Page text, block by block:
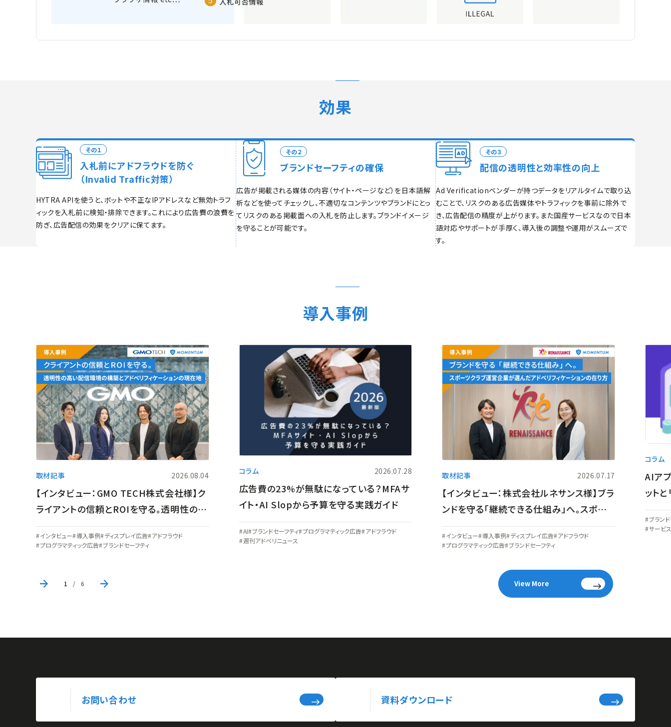
効果
その１
入札前にアドフラウドを防ぐ
（Invalid Traffic対策）
HYTRA APIを使うと、ボットや不正なIPアドレスなど無効トラフ
ィックを入札前に検知・排除できます。これにより広告費の浪費を
防ぎ、広告配信の効果をクリアに保てます。
その２
ブランドセーフティの確保
広告が掲載される媒体の内容（サイト・ページなど）を日本語解
析などを使ってチェックし、不適切なコンテンツやブランドにとっ
てリスクのある掲載面への入札を防止します。ブランドイメージ
を守ることが可能です。
その３
配信の透明性と効率性の向上
Ad Verificationベンダーが持つデータをリアルタイムで取り込
むことで、リスクのある広告媒体やトラフィックを事前に除外で
き、広告配信の精度が上がります。また国産サービスなので日本
語対応やサポートが手厚く、導入後の調整や運用がスムーズで
す。
導入事例
取材記事 2026.08.04
【インタビュー：GMO TECH株式会社様】ク
ライアントの信頼とROIを守る。透明性の高
い配信環境の構築とアドベリフィケーション
の現在地
インタビュー 導入事例 ディスプレイ広告 アドフラウド
プログラマティック広告 ブランドセーフティ
コラム 2026.07.28
広告費の23%が無駄になっている？MFAサ
イト・AI Slopから予算を守る実践ガイド
AI ブランドセーフティ プログラマティック広告 アドフラウド
週刊アドベリニュース
取材記事 2026.07.17
【インタビュー：株式会社ルネサンス様】ブラ
ンドを守る「継続できる仕組み」へ。スポー
ツクラブ運営企業が選んだアドベリフィケ
ーションの在り方
インタビュー 導入事例 ディスプレイ広告 アドフラウド
プログラマティック広告 ブランドセーフティ
コラム
AIア
ット
の最
ブラン
サービ
1 / 6 View More
お問い合わせ 資料ダウンロード